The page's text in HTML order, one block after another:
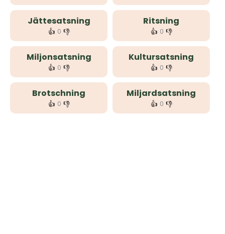
Jättesatsning
👍 0 👎
Ritsning
👍 0 👎
Miljonsatsning
👍 0 👎
Kultursatsning
👍 0 👎
Brotschning
👍 0 👎
Miljardsatsning
👍 0 👎